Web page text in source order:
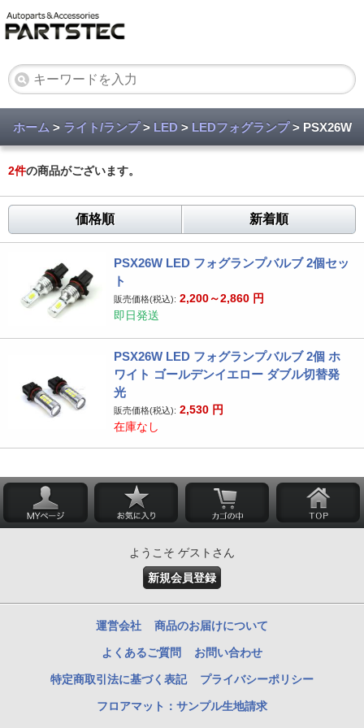
ホーム > ライト/ランプ> LED > LEDフォグランプ> PSX26W
2件の商品がございます。
価格順 新着順
PSX26W LED フォグランプバルブ 2個セッ
ト
販売価格(税込): 2,200～2,860 円
即日発送
PSX26W LED フォグランプバルブ 2個 ホ
ワイト ゴールデンイエロー ダブル切替発
光
販売価格(税込): 2,530 円
在庫なし
ようこそ ゲストさん
新規会員登録
運営会社 商品のお届けについて
よくあるご質問 お問い合わせ
特定商取引法に基づく表記 プライバシーポリシー
フロアマット：サンプル生地請求